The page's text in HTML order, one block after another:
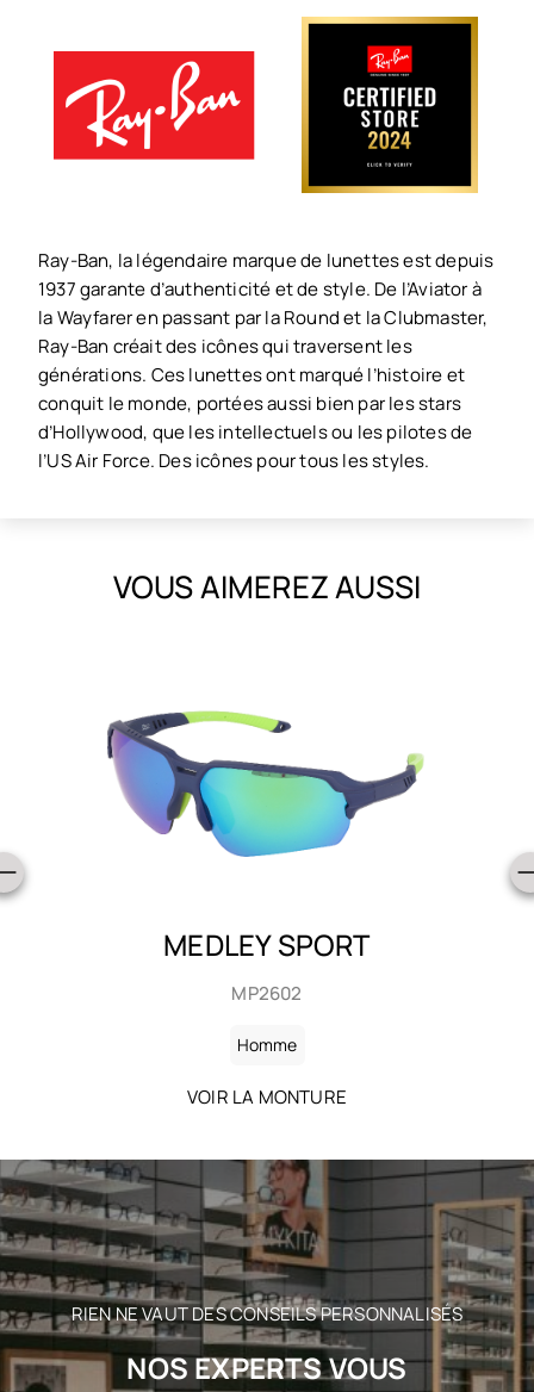
Ray-Ban, la légendaire marque de lunettes est depuis
1937 garante d’authenticité et de style. De l’Aviator à
la Wayfarer en passant par la Round et la Clubmaster,
Ray-Ban créait des icônes qui traversent les
générations. Ces lunettes ont marqué l’histoire et
conquit le monde, portées aussi bien par les stars
d’Hollywood, que les intellectuels ou les pilotes de
l’US Air Force. Des icônes pour tous les styles.
VOUS AIMEREZ AUSSI
MEDLEY SPORT
MP2602
Homme
VOIR LA MONTURE
RIEN NE VAUT DES CONSEILS PERSONNALISÉS
NOS EXPERTS VOUS